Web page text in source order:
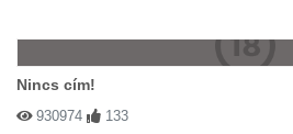
Nincs cím!
930974 133